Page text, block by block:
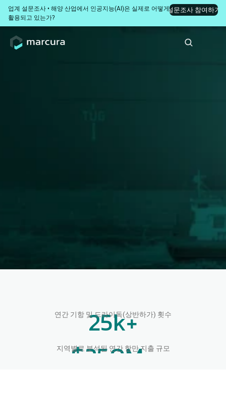
업계 설문조사 • 해양 산업에서 인공지능(AI)은 실제로 어떻게
활용되고 있는가?
설문조사 참여하기
(Husbandry) 항만 기항
DA-Desk을 통해 완벽한 비용 가시성, 체계적인 협
업 및 검증된 규정 준수를 바탕으로 선박 대리점
업무(Husbandry Port Calls)를 효율적으로 수행하
25k+
연간 기항 및 드라이독(상반하가) 횟수
$250M+
지역별로 분석된 연간 항만 지출 규모